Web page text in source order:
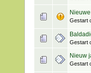
Gestart
Gestart
Nieuw
Gestart